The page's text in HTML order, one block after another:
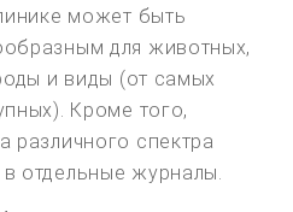
может быть
для животных,
и виды (от самых
Кроме того,
различного спектра
отдельные журналы.